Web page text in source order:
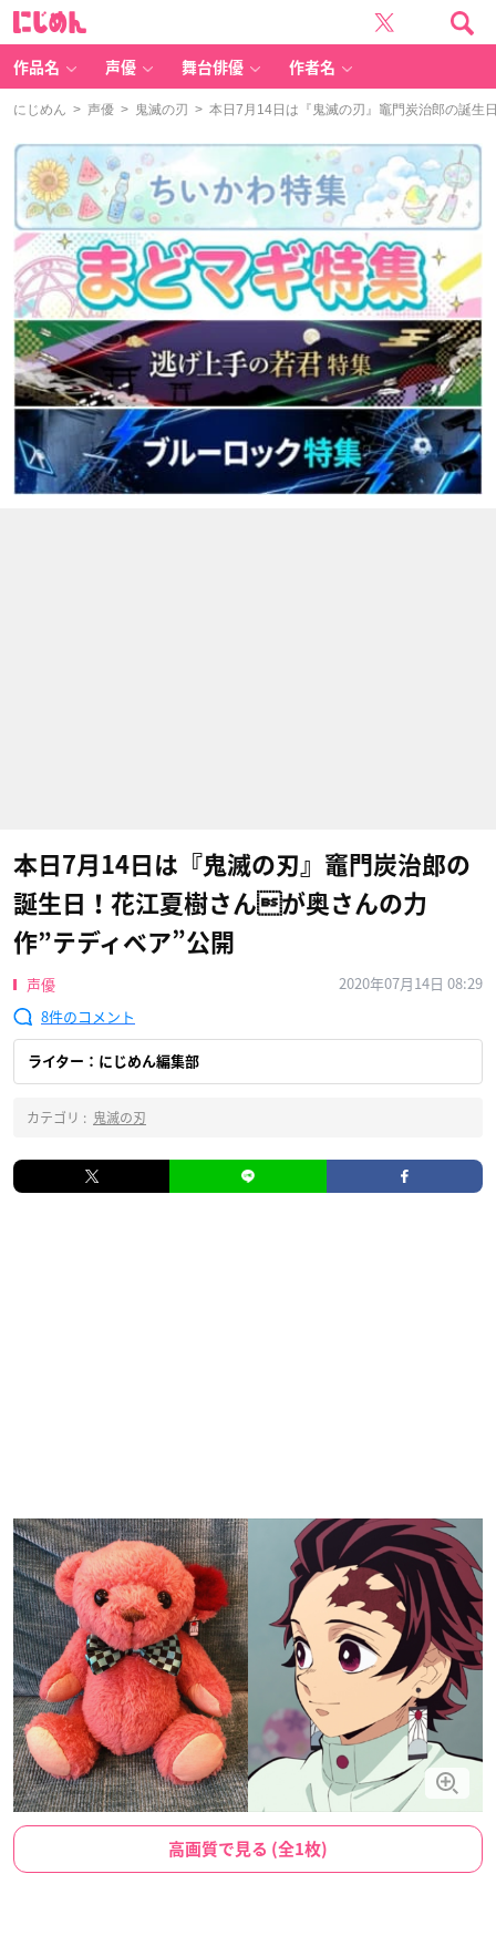
作品名 声優 舞台俳優 作者名
にじめん > 声優 > 鬼滅の刃 > 本日7月14日は『鬼滅の刃』竈門炭治郎の誕生
本日7月14日は『鬼滅の刃』竈門炭治郎の
誕生日！花江夏樹さんが奥さんの力
作”テディベア”公開
声優
2020年07月14日 08:29
8
ライター：にじめん編集部
カテゴリ : 鬼滅の刃
高画質で見る (全1枚)